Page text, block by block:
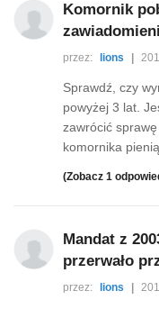
Komornik
przez: lions
Sprawdź, czy
powyżej 3 lat.
zawrócić
komornika
(Zobacz 1
Mandat z
przerwało
przez: lions